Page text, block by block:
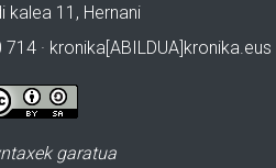
kalea 11, Hernani
· kronika[ABILDUA]kronika.eus
garatua